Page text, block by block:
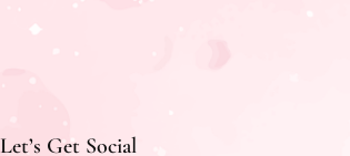
Let’s Get Social